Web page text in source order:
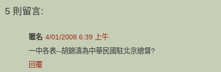
5 則留言:
匿名 4/01/2008 6:39 上午
一中各表--胡錦濤為中華民國駐北京總督?
回覆